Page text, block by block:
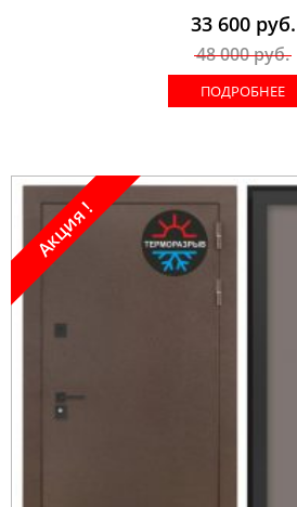
33 600руб.
48 000руб.
ПОДРОБНЕЕ
Акция !